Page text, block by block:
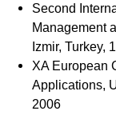
Second
Management
Izmir, Turkey,
XA European
Applications,
2006